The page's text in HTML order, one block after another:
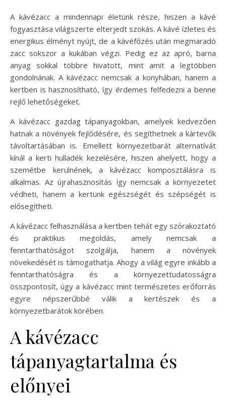
A kávézacc a mindennapi életünk része, hiszen a kávé
fogyasztása világszerte elterjedt szokás. A kávé ízletes és
energikus élményt nyújt, de a kávéfőzés után megmaradó
zacc sokszor a kukában végzi. Pedig ez az apró, barna
anyag sokkal többre hivatott, mint amit a legtöbben
gondolnának. A kávézacc nemcsak a konyhában, hanem a
kertben is hasznosítható, így érdemes felfedezni a benne
rejlő lehetőségeket.
A kávézacc gazdag tápanyagokban, amelyek kedvezően
hatnak a növények fejlődésére, és segíthetnek a kártevők
távoltartásában is. Emellett környezetbarát alternatívát
kínál a kerti hulladék kezelésére, hiszen ahelyett, hogy a
szemétbe kerülnének, a kávézacc komposztálásra is
alkalmas. Az újrahasznosítás így nemcsak a környezetet
védheti, hanem a kertünk egészségét és szépségét is
elősegítheti.
A kávézacc felhasználása a kertben tehát egy szórakoztató
és praktikus megoldás, amely nemcsak a
fenntarthatóságot szolgálja, hanem a növények
növekedését is támogathatja. Ahogy a világ egyre inkább a
fenntarthatóságra és a környezettudatosságra
összpontosít, úgy a kávézacc mint természetes erőforrás
egyre népszerűbbé válik a kertészek és a
környezetbarátok körében.
A kávézacc
tápanyagtartalma és
előnyei